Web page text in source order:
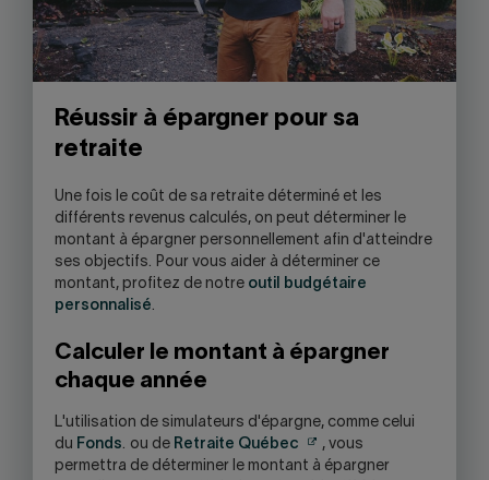
Réussir à épargner pour sa
retraite
Une fois le coût de sa retraite déterminé et les
différents revenus calculés, on peut déterminer le
montant à épargner personnellement afin d'atteindre
ses objectifs. Pour vous aider à déterminer ce
montant, profitez de notre outil budgétaire
personnalisé.
Calculer le montant à épargner
chaque année
L'utilisation de simulateurs d'épargne, comme celui
du Fonds. ou de Retraite Québec
, vous
permettra de déterminer le montant à épargner